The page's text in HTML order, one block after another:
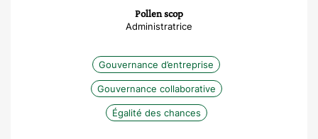
Pollen scop
Administratrice
Gouvernance d’entreprise
Gouvernance collaborative
Égalité des chances